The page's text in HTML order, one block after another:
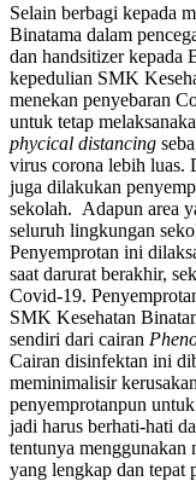
Selain berbagi kepada
Binatama dalam
dan handsitizer kepada
kepedulian SMK
menekan penyebaran
untuk tetap
phycical distancing
virus corona lebih luas.
juga dilakukan
sekolah. Adapun area
seluruh lingkungan
Penyemprotan ini
saat darurat berakhir,
Covid-19.
SMK Kesehatan
sendiri dari cairan
Cairan disinfektan ini
meminimalisir
penyemprotanpun
jadi harus berhati-hati
tentunya menggunakan
yang lengkap dan tepat